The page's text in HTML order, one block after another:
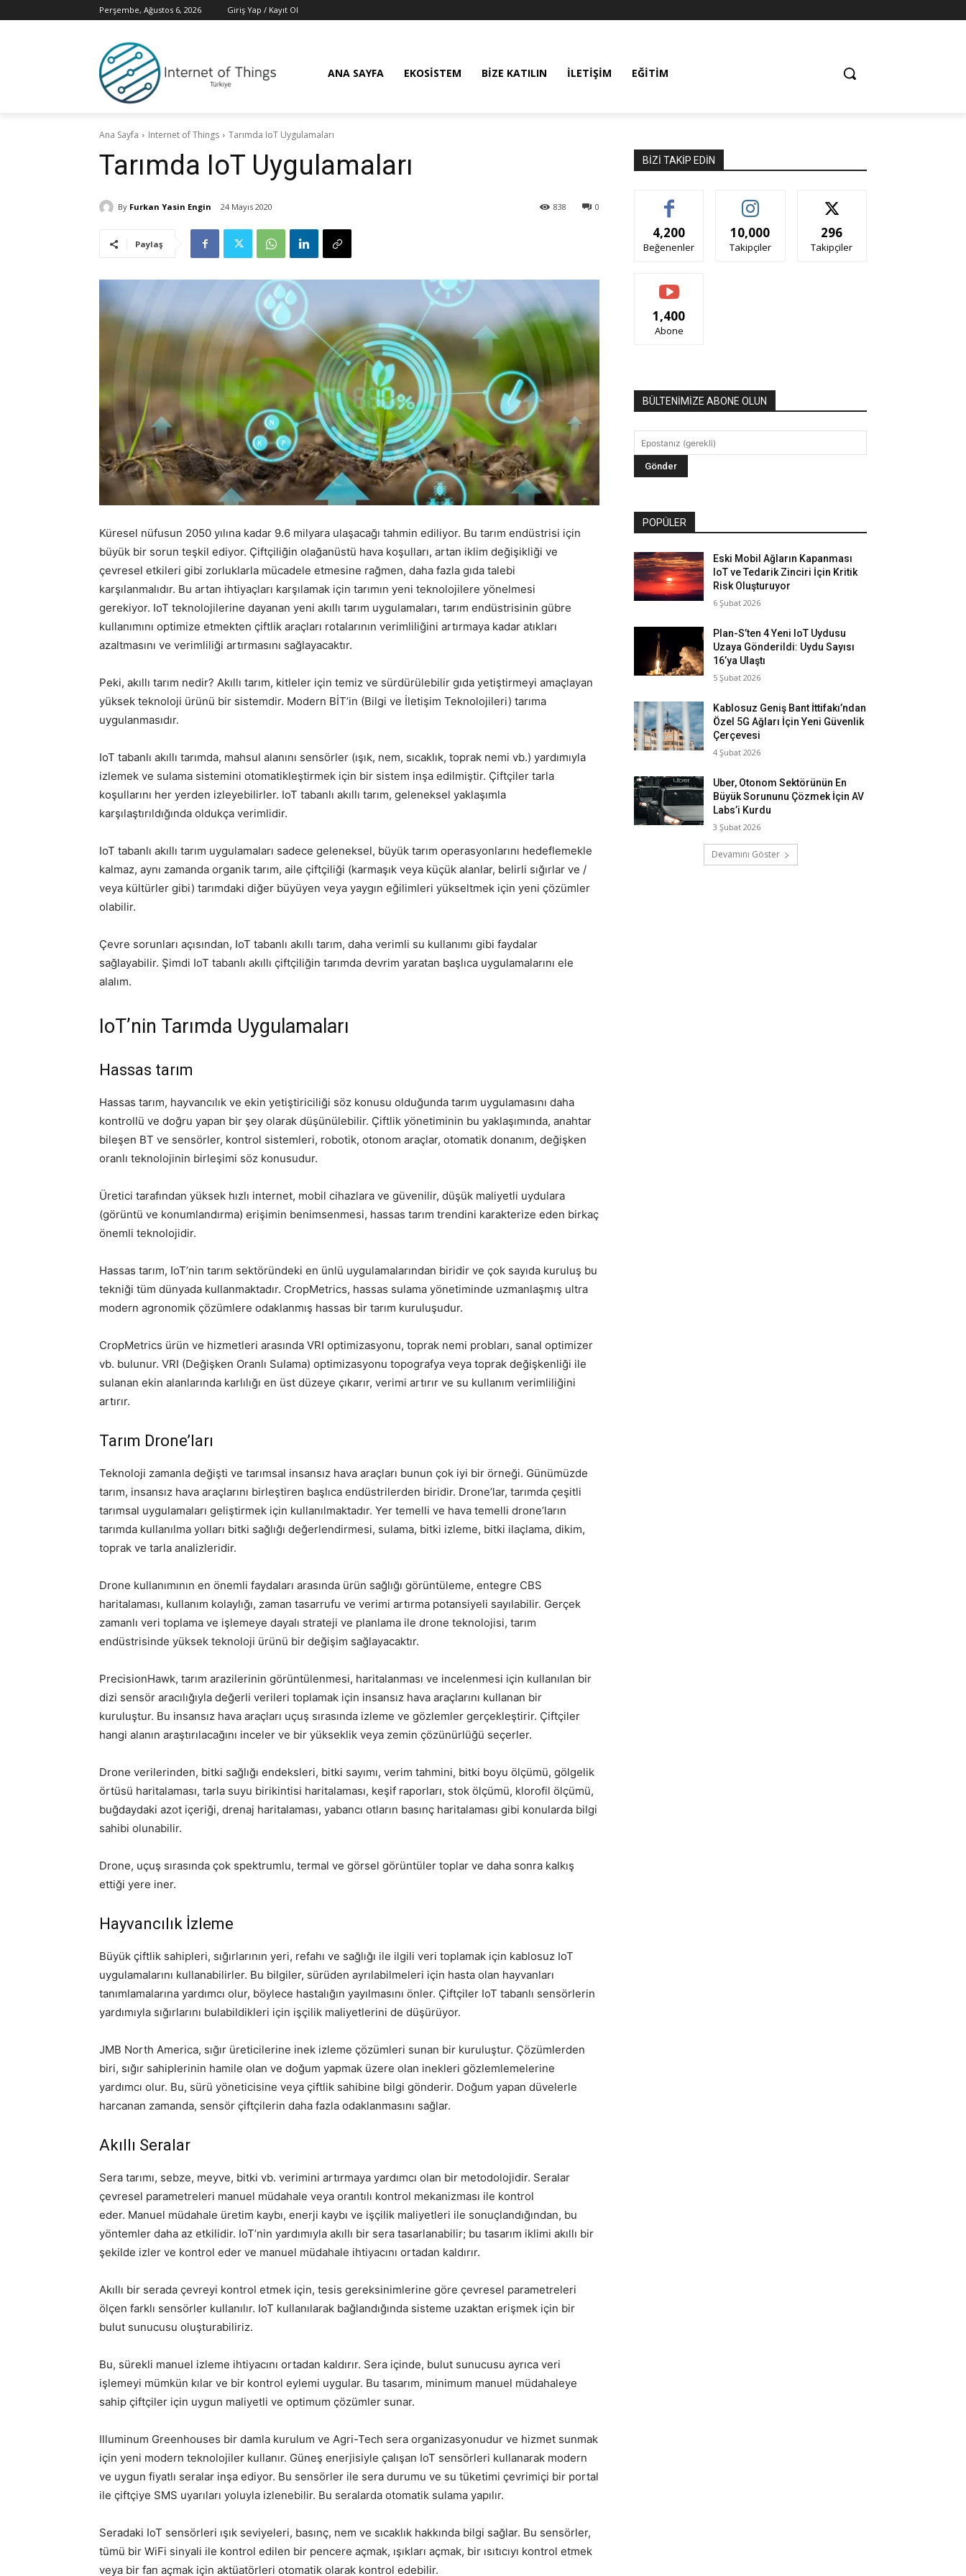
Perşembe, Ağustos 6, 2026 Giriş Yap / Kayıt Ol
ANA SAYFA EKOSISTEM BIZE KATILIN İLETIŞIM EĞITIM
Ana Sayfa Internet of Things Tarımda IoT Uygulamaları
Tarımda IoT Uygulamaları
By Furkan Yasin Engin 24 Mayıs 2020 0
838
Paylaş
Küresel nüfusun 2050 yılına kadar 9.6 milyara ulaşacağı tahmin ediliyor. Bu tarım endüstrisi için
büyük bir sorun teşkil ediyor. Çiftçiliğin olağanüstü hava koşulları, artan iklim değişikliği ve
çevresel etkileri gibi zorluklarla mücadele etmesine rağmen, daha fazla gıda talebi
karşılanmalıdır. Bu artan ihtiyaçları karşılamak için tarımın yeni teknolojilere yönelmesi
gerekiyor. IoT teknolojilerine dayanan yeni akıllı tarım uygulamaları, tarım endüstrisinin gübre
kullanımını optimize etmekten çiftlik araçları rotalarının verimliliğini artırmaya kadar atıkları
azaltmasını ve verimliliği artırmasını sağlayacaktır.
Peki, akıllı tarım nedir? Akıllı tarım, kitleler için temiz ve sürdürülebilir gıda yetiştirmeyi amaçlayan
yüksek teknoloji ürünü bir sistemdir. Modern BİT’in (Bilgi ve İletişim Teknolojileri) tarıma
uygulanmasıdır.
IoT tabanlı akıllı tarımda, mahsul alanını sensörler (ışık, nem, sıcaklık, toprak nemi vb.) yardımıyla
izlemek ve sulama sistemini otomatikleştirmek için bir sistem inşa edilmiştir. Çiftçiler tarla
koşullarını her yerden izleyebilirler. IoT tabanlı akıllı tarım, geleneksel yaklaşımla
karşılaştırıldığında oldukça verimlidir.
IoT tabanlı akıllı tarım uygulamaları sadece geleneksel, büyük tarım operasyonlarını hedeflemekle
kalmaz, aynı zamanda organik tarım, aile çiftçiliği (karmaşık veya küçük alanlar, belirli sığırlar ve /
veya kültürler gibi) tarımdaki diğer büyüyen veya yaygın eğilimleri yükseltmek için yeni çözümler
olabilir.
Çevre sorunları açısından, IoT tabanlı akıllı tarım, daha verimli su kullanımı gibi faydalar
sağlayabilir. Şimdi IoT tabanlı akıllı çiftçiliğin tarımda devrim yaratan başlıca uygulamalarını ele
alalım.
IoT’nin Tarımda Uygulamaları
Hassas tarım
Hassas tarım, hayvancılık ve ekin yetiştiriciliği söz konusu olduğunda tarım uygulamasını daha
kontrollü ve doğru yapan bir şey olarak düşünülebilir. Çiftlik yönetiminin bu yaklaşımında, anahtar
bileşen BT ve sensörler, kontrol sistemleri, robotik, otonom araçlar, otomatik donanım, değişken
oranlı teknolojinin birleşimi söz konusudur.
Üretici tarafından yüksek hızlı internet, mobil cihazlara ve güvenilir, düşük maliyetli uydulara
(görüntü ve konumlandırma) erişimin benimsenmesi, hassas tarım trendini karakterize eden birkaç
önemli teknolojidir.
Hassas tarım, IoT’nin tarım sektöründeki en ünlü uygulamalarından biridir ve çok sayıda kuruluş bu
tekniği tüm dünyada kullanmaktadır. CropMetrics, hassas sulama yönetiminde uzmanlaşmış ultra
modern agronomik çözümlere odaklanmış hassas bir tarım kuruluşudur.
CropMetrics ürün ve hizmetleri arasında VRI optimizasyonu, toprak nemi probları, sanal optimizer
vb. bulunur. VRI (Değişken Oranlı Sulama) optimizasyonu topografya veya toprak değişkenliği ile
sulanan ekin alanlarında karlılığı en üst düzeye çıkarır, verimi artırır ve su kullanım verimliliğini
artırır.
Tarım Drone’ları
Teknoloji zamanla değişti ve tarımsal insansız hava araçları bunun çok iyi bir örneği. Günümüzde
tarım, insansız hava araçlarını birleştiren başlıca endüstrilerden biridir. Drone’lar, tarımda çeşitli
tarımsal uygulamaları geliştirmek için kullanılmaktadır. Yer temelli ve hava temelli drone’ların
tarımda kullanılma yolları bitki sağlığı değerlendirmesi, sulama, bitki izleme, bitki ilaçlama, dikim,
toprak ve tarla analizleridir.
Drone kullanımının en önemli faydaları arasında ürün sağlığı görüntüleme, entegre CBS
haritalaması, kullanım kolaylığı, zaman tasarrufu ve verimi artırma potansiyeli sayılabilir. Gerçek
zamanlı veri toplama ve işlemeye dayalı strateji ve planlama ile drone teknolojisi, tarım
endüstrisinde yüksek teknoloji ürünü bir değişim sağlayacaktır.
PrecisionHawk, tarım arazilerinin görüntülenmesi, haritalanması ve incelenmesi için kullanılan bir
dizi sensör aracılığıyla değerli verileri toplamak için insansız hava araçlarını kullanan bir
kuruluştur. Bu insansız hava araçları uçuş sırasında izleme ve gözlemler gerçekleştirir. Çiftçiler
hangi alanın araştırılacağını inceler ve bir yükseklik veya zemin çözünürlüğü seçerler.
Drone verilerinden, bitki sağlığı endeksleri, bitki sayımı, verim tahmini, bitki boyu ölçümü, gölgelik
örtüsü haritalaması, tarla suyu birikintisi haritalaması, keşif raporları, stok ölçümü, klorofil ölçümü,
buğdaydaki azot içeriği, drenaj haritalaması, yabancı otların basınç haritalaması gibi konularda bilgi
sahibi olunabilir.
Drone, uçuş sırasında çok spektrumlu, termal ve görsel görüntüler toplar ve daha sonra kalkış
ettiği yere iner.
Hayvancılık İzleme
Büyük çiftlik sahipleri, sığırlarının yeri, refahı ve sağlığı ile ilgili veri toplamak için kablosuz IoT
uygulamalarını kullanabilirler. Bu bilgiler, sürüden ayrılabilmeleri için hasta olan hayvanları
tanımlamalarına yardımcı olur, böylece hastalığın yayılmasını önler. Çiftçiler IoT tabanlı sensörlerin
yardımıyla sığırlarını bulabildikleri için işçilik maliyetlerini de düşürüyor.
JMB North America, sığır üreticilerine inek izleme çözümleri sunan bir kuruluştur. Çözümlerden
biri, sığır sahiplerinin hamile olan ve doğum yapmak üzere olan inekleri gözlemlemelerine
yardımcı olur. Bu, sürü yöneticisine veya çiftlik sahibine bilgi gönderir. Doğum yapan düvelerle
harcanan zamanda, sensör çiftçilerin daha fazla odaklanmasını sağlar.
Akıllı Seralar
Sera tarımı, sebze, meyve, bitki vb. verimini artırmaya yardımcı olan bir metodolojidir. Seralar
çevresel parametreleri manuel müdahale veya orantılı kontrol mekanizması ile kontrol
eder. Manuel müdahale üretim kaybı, enerji kaybı ve işçilik maliyetleri ile sonuçlandığından, bu
yöntemler daha az etkilidir. IoT’nin yardımıyla akıllı bir sera tasarlanabilir; bu tasarım iklimi akıllı bir
şekilde izler ve kontrol eder ve manuel müdahale ihtiyacını ortadan kaldırır.
Akıllı bir serada çevreyi kontrol etmek için, tesis gereksinimlerine göre çevresel parametreleri
ölçen farklı sensörler kullanılır. IoT kullanılarak bağlandığında sisteme uzaktan erişmek için bir
bulut sunucusu oluşturabiliriz.
Bu, sürekli manuel izleme ihtiyacını ortadan kaldırır. Sera içinde, bulut sunucusu ayrıca veri
işlemeyi mümkün kılar ve bir kontrol eylemi uygular. Bu tasarım, minimum manuel müdahaleye
sahip çiftçiler için uygun maliyetli ve optimum çözümler sunar.
Illuminum Greenhouses bir damla kurulum ve Agri-Tech sera organizasyonudur ve hizmet sunmak
için yeni modern teknolojiler kullanır. Güneş enerjisiyle çalışan IoT sensörleri kullanarak modern
ve uygun fiyatlı seralar inşa ediyor. Bu sensörler ile sera durumu ve su tüketimi çevrimiçi bir portal
ile çiftçiye SMS uyarıları yoluyla izlenebilir. Bu seralarda otomatik sulama yapılır.
Seradaki IoT sensörleri ışık seviyeleri, basınç, nem ve sıcaklık hakkında bilgi sağlar. Bu sensörler,
tümü bir WiFi sinyali ile kontrol edilen bir pencere açmak, ışıkları açmak, bir ısıtıcıyı kontrol etmek
veya bir fan açmak için aktüatörleri otomatik olarak kontrol edebilir.
BIZI TAKIP EDIN
4,200
Beğenenler
10,000
Takipçiler
296
Takipçiler
1,400
Abone
BÜLTENİMİZE ABONE OLUN
POPÜLER
Eski Mobil Ağların Kapanması
IoT ve Tedarik Zinciri İçin Kritik
Risk Oluşturuyor
6 Şubat 2026
Plan-S’ten 4 Yeni IoT Uydusu
Uzaya Gönderildi: Uydu Sayısı
16’ya Ulaştı
5 Şubat 2026
Kablosuz Geniş Bant İttifakı’ndan
Özel 5G Ağları İçin Yeni Güvenlik
Çerçevesi
4 Şubat 2026
Uber, Otonom Sektörünün En
Büyük Sorununu Çözmek İçin AV
Labs’i Kurdu
3 Şubat 2026
Devamını Göster